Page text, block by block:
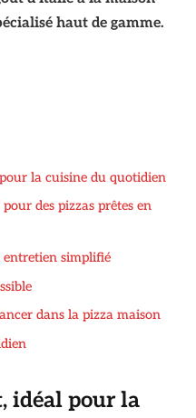
haut de gamme.
la cuisine du quotidien
des pizzas prêtes en
entretien simplifié
dans la pizza maison
idéal pour la